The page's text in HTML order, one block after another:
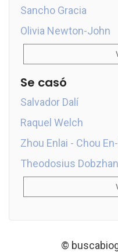
Sancho Gracia
Olivia Newton-John
Se casó
Salvador Dalí
Raquel Welch
Zhou Enlai - Chou
Theodosius
©